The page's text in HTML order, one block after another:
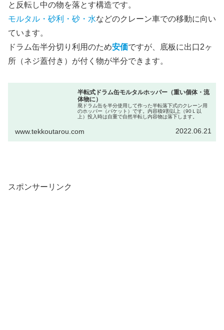
と反転し中の物を落とす構造です。
モルタル・砂利・砂・水などのクレーン車での移動に向い
ています。
ドラム缶半分切り利用のため安価ですが、底板に出口2ヶ
所（ネジ蓋付き）が付く物が半分できます。
半転式ドラム缶モルタルホッパー（重い個体・流
体物に）
廃ドラム缶を半分使用して作った半転落下式のクレーン用
のホッパー（バケット）です。内容積9割以上（90Ｌ以
上）投入時は自重で自然半転し内容物は落下します。
www.tekkoutarou.com 2022.06.21
スポンサーリンク